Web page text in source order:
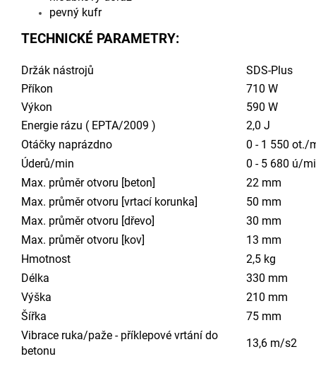
pevný kufr
TECHNICKÉ PARAMETRY:
Držák nástrojů
SDS-Plus
Příkon
710 W
Výkon
590 W
Energie rázu ( EPTA/2009 )
2,0 J
Otáčky naprázdno
0 - 1 550 ot./
Úderů/min
0 - 5 680 ú/
Max. průměr otvoru [beton]
22 mm
Max. průměr otvoru [vrtací korunka]
50 mm
Max. průměr otvoru [dřevo]
30 mm
Max. průměr otvoru [kov]
13 mm
Hmotnost
2,5 kg
Délka
330 mm
Výška
210 mm
Šířka
75 mm
Vibrace ruka/paže - příklepové vrtání do
betonu
13,6 m/s2